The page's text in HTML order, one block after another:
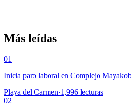
Más leídas
01
Inicia paro laboral en Complejo
Playa del Carmen·1,996 lecturas
02